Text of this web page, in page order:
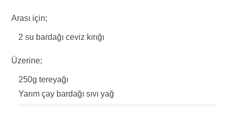
Arası için;
2 su bardağı ceviz kırığı
Üzerine;
250g tereyağı
Yarım çay bardağı sıvı yağ